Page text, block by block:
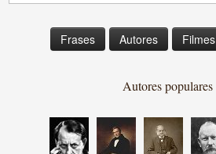
Frases Autores Filmes
Autores populares